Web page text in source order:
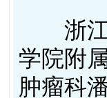
浙江
学院附
肿瘤科